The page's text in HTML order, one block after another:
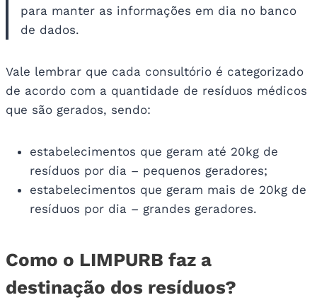
para manter as informações em dia no banco
de dados.
Vale lembrar que cada consultório é categorizado
de acordo com a quantidade de resíduos médicos
que são gerados, sendo:
estabelecimentos que geram até 20kg de
resíduos por dia – pequenos geradores;
estabelecimentos que geram mais de 20kg de
resíduos por dia – grandes geradores.
Como o LIMPURB faz a
destinação dos resíduos?